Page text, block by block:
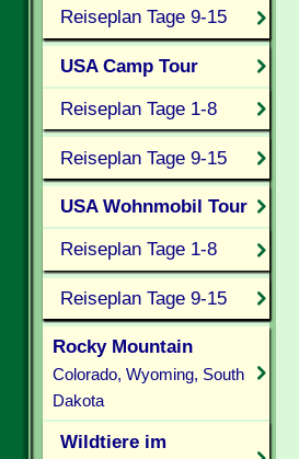
Reiseplan Tage 9-15
USA Camp Tour
Reiseplan Tage 1-8
Reiseplan Tage 9-15
USA Wohnmobil Tour
Reiseplan Tage 1-8
Reiseplan Tage 9-15
Rocky Mountain
Colorado, Wyoming, South
Dakota
Wildtiere im